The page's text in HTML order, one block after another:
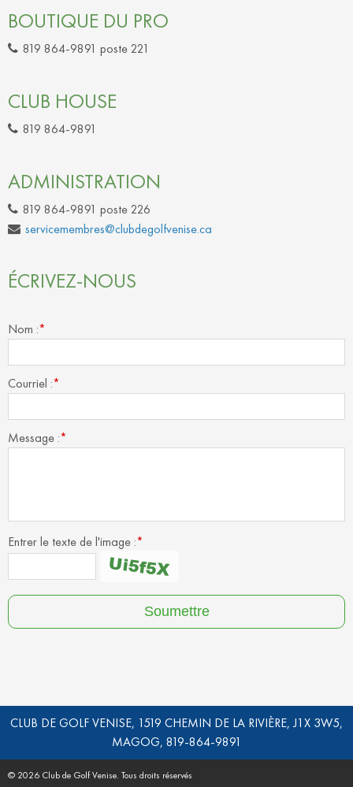
BOUTIQUE DU PRO
819 864-9891 poste 221
CLUB HOUSE
819 864-9891
ADMINISTRATION
819 864-9891 poste 226
servicemembres@clubdegolfvenise.ca
ÉCRIVEZ-NOUS
Nom :*
Courriel :*
Message :*
Entrer le texte de l'image :*
CLUB DE GOLF VENISE, 1519 CHEMIN DE LA RIVIÈRE, J1X 3W5,
MAGOG, 819-864-9891
© 2026 Club de Golf Venise. Tous droits réservés